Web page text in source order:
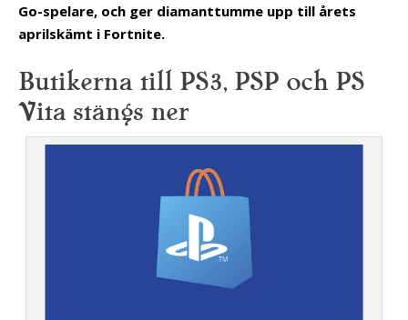
Go-spelare, och ger diamanttumme upp till årets
aprilskämt i Fortnite.
Butikerna till PS3, PSP och PS
Vita stängs ner